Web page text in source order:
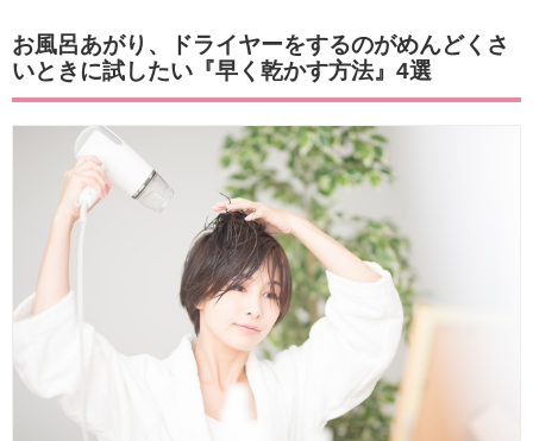
お風呂あがり、ドライヤーをするのがめんどくさ
いときに試したい『早く乾かす方法』4選